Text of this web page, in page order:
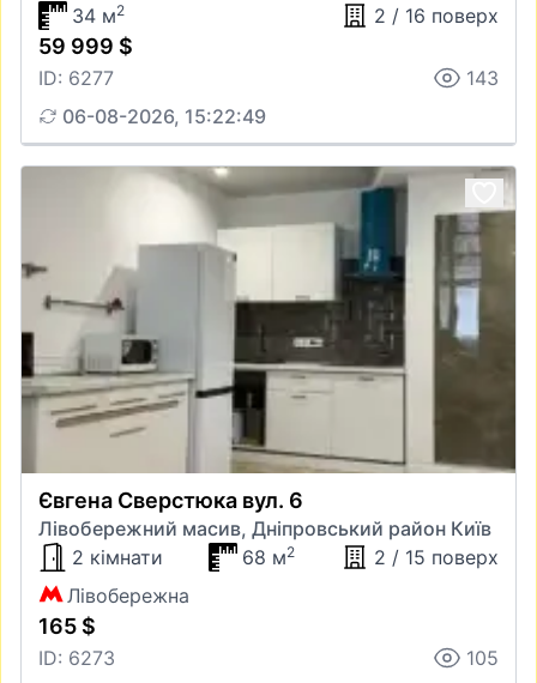
34 м2 2 / 16 поверх
59 999 $
ID: 6277
143
06-08-2026, 15:22:49
Євгена Сверстюка вул. 6
Лівобережний масив, Дніпровський район Київ
2 кімнати
68 м2
2 / 15 поверх
Лівобережна
165 $
ID: 6273
105